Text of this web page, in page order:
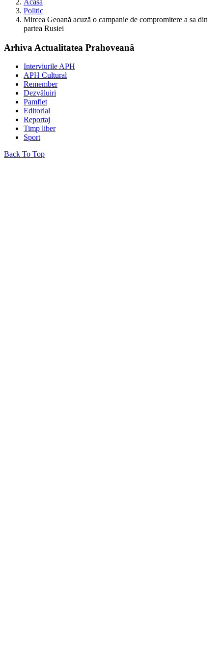
Politic
Mircea Geoană acuză o campanie de compromitere a sa din
partea Rusiei
Arhiva Actualitatea Prahoveană
Interviurile APH
APH Cultural
Remember
Dezvăluiri
Pamflet
Editorial
Reportaj
Timp liber
Sport
Back To Top